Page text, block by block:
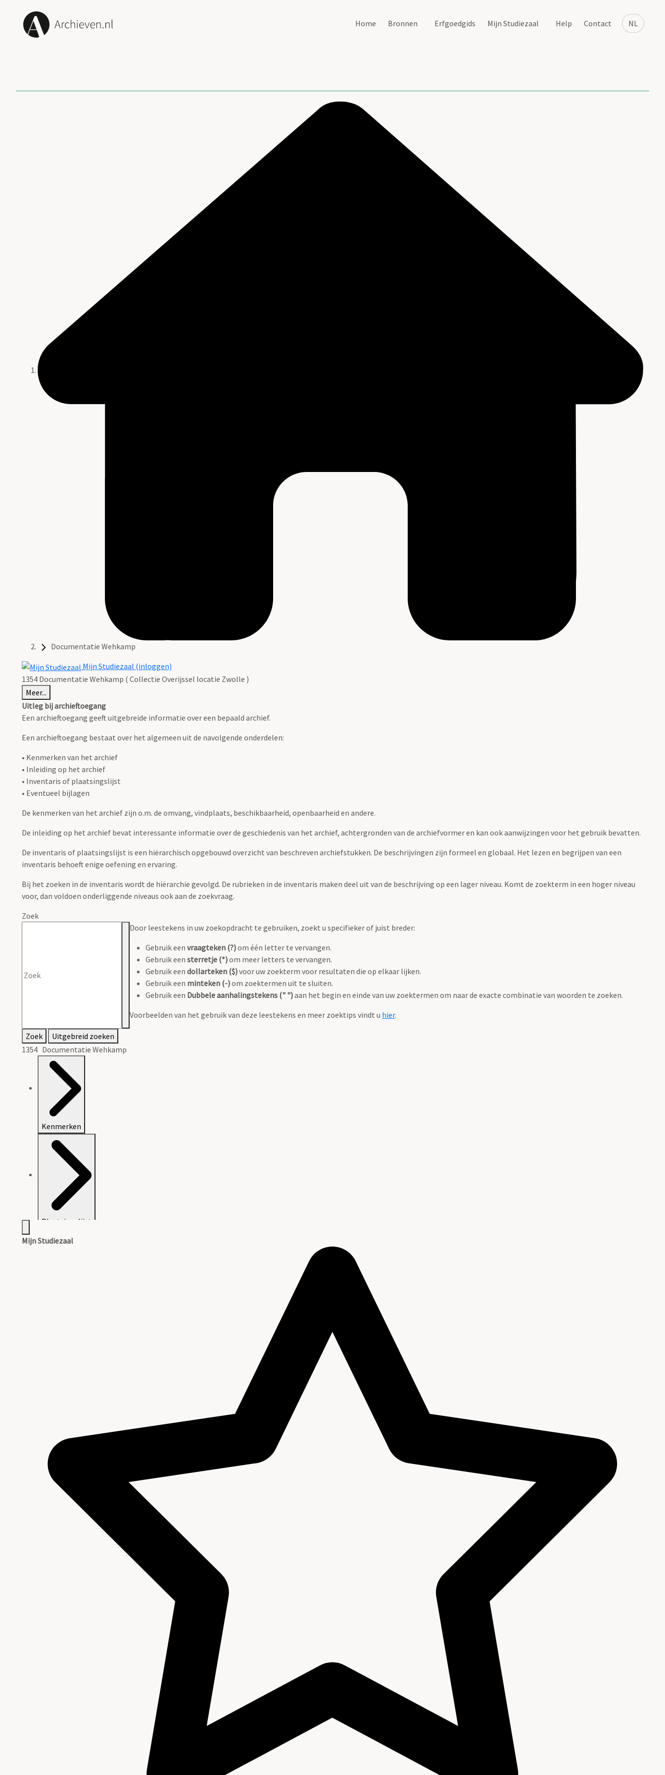
NL
Home Bronnen Erfgoedgids Mijn Studiezaal Help Contact
Documentatie Wehkamp
Mijn Studiezaal (inloggen)
1354 Documentatie Wehkamp ( Collectie Overijssel locatie Zwolle )
Meer...
Uitleg bij archieftoegang
Een archieftoegang geeft uitgebreide informatie over een bepaald archief.
Een archieftoegang bestaat over het algemeen uit de navolgende onderdelen:
• Kenmerken van het archief
• Inleiding op het archief
• Inventaris of plaatsingslijst
• Eventueel bijlagen
De kenmerken van het archief zijn o.m. de omvang, vindplaats, beschikbaarheid, openbaarheid en andere.
De inleiding op het archief bevat interessante informatie over de geschiedenis van het archief, achtergronden van de archiefvormer en kan ook aanwijzingen voor het gebruik bevatten.
De inventaris of plaatsingslijst is een hiërarchisch opgebouwd overzicht van beschreven archiefstukken. De beschrijvingen zijn formeel en globaal. Het lezen en begrijpen van een
inventaris behoeft enige oefening en ervaring.
Bij het zoeken in de inventaris wordt de hiërarchie gevolgd. De rubrieken in de inventaris maken deel uit van de beschrijving op een lager niveau. Komt de zoekterm in een hoger niveau
voor, dan voldoen onderliggende niveaus ook aan de zoekvraag.
Zoek
Door leestekens in uw zoekopdracht te gebruiken, zoekt u specifieker of juist breder:
Gebruik een vraagteken (?)om één letter te vervangen.
Gebruik een sterretje (*)om meer letters te vervangen.
Gebruik een dollarteken ($)voor uw zoekterm voor resultaten die op elkaar lijken.
Gebruik een minteken (-)om zoektermen uit te sluiten.
Gebruik een Dubbele aanhalingstekens (" ")aan het begin en einde van uw zoektermen om naar de exacte combinatie van woorden te zoeken.
Voorbeelden van het gebruik van deze leestekens en meer zoektips vindt u hier.
Zoek
Uitgebreid zoeken
1354 Documentatie Wehkamp
Kenmerken
Plaatsingslijst
Mijn Studiezaal